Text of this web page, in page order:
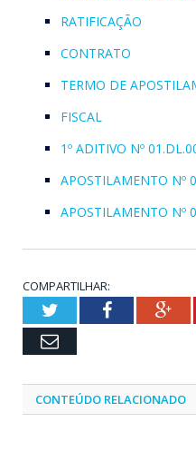
RATIFICAÇÃO
CONTRATO
TERMO DE
FISCAL
1º ADITIVO Nº
APOSTILAMENTO Nº
APOSTILAMENTO Nº
COMPARTILHAR:
TwitterFacebook
Email
CONTEÚDO RELACIONADO